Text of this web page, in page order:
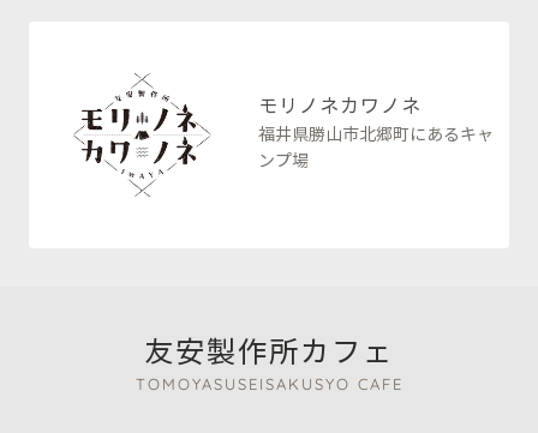
モリノネカワノネ
福井県勝山市北郷町にあるキャ
ンプ場
友安製作所カフェ
TOMOYASUSEISAKUSYO CAFE